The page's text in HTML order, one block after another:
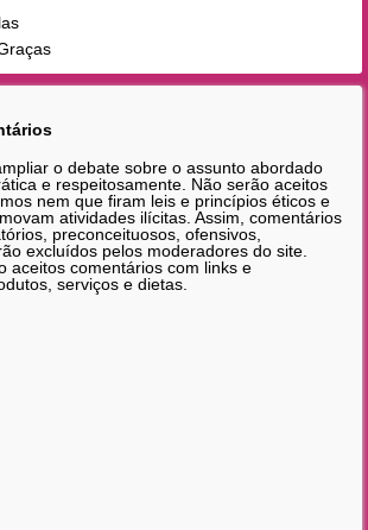
o debate sobre o assunto abordado
e respeitosamente. Não serão aceitos
nem que firam leis e princípios éticos e
atividades ilícitas. Assim, comentários
preconceituosos, ofensivos,
excluídos pelos moderadores do site.
aceitos comentários com links e
serviços e dietas.